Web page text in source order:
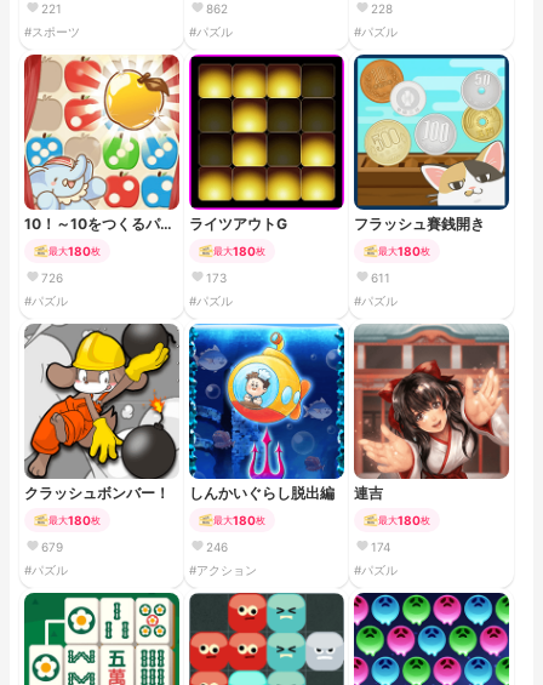
221
#スポーツ
862
#パズル
228
#パズル
10！～10をつくるパズ
ル
最大180枚
726
#パズル
ライツアウトG
最大180枚
173
#パズル
フラッシュ賽銭開き
最大180枚
611
#パズル
クラッシュボンバー！
最大180枚
679
#パズル
しんかいぐらし脱出編
最大180枚
246
#アクション
連吉
最大180枚
174
#パズル